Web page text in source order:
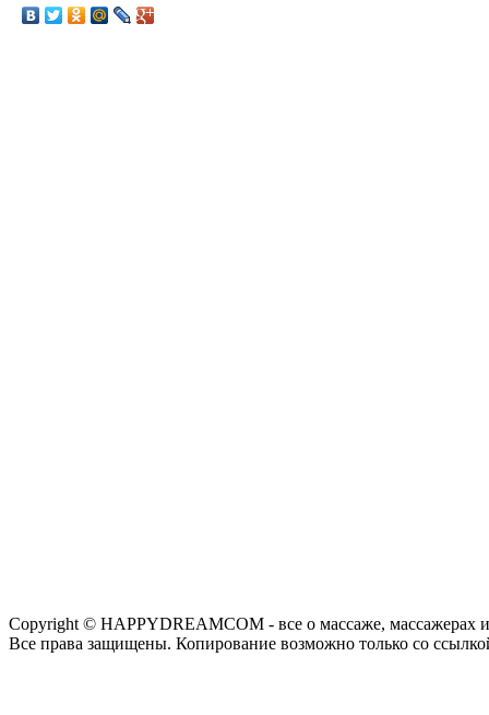
Copyright © HAPPYDREAMCOM - все о массаже, массажерах и
Все права защищены. Копирование возможно только со